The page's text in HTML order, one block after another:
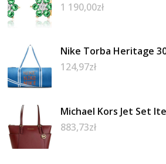
1 190,00zł
Nike Torba Heritage
124,97zł
Michael Kors Jet Set
883,73zł